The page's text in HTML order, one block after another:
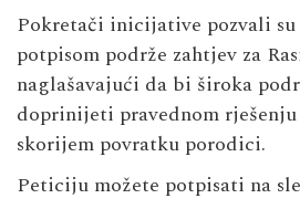
Pokretači inicijative pozvali su
potpisom podrže zahtjev za
naglašavajući da bi široka
doprinijeti pravednom
skorijem povratku porodici.
Peticiju možete potpisati na